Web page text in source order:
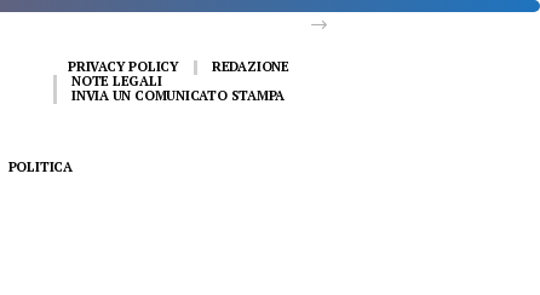
PRIVACY POLICY
REDAZIONE
NOTE LEGALI
INVIA UN COMUNICATO STAMPA
POLITICA